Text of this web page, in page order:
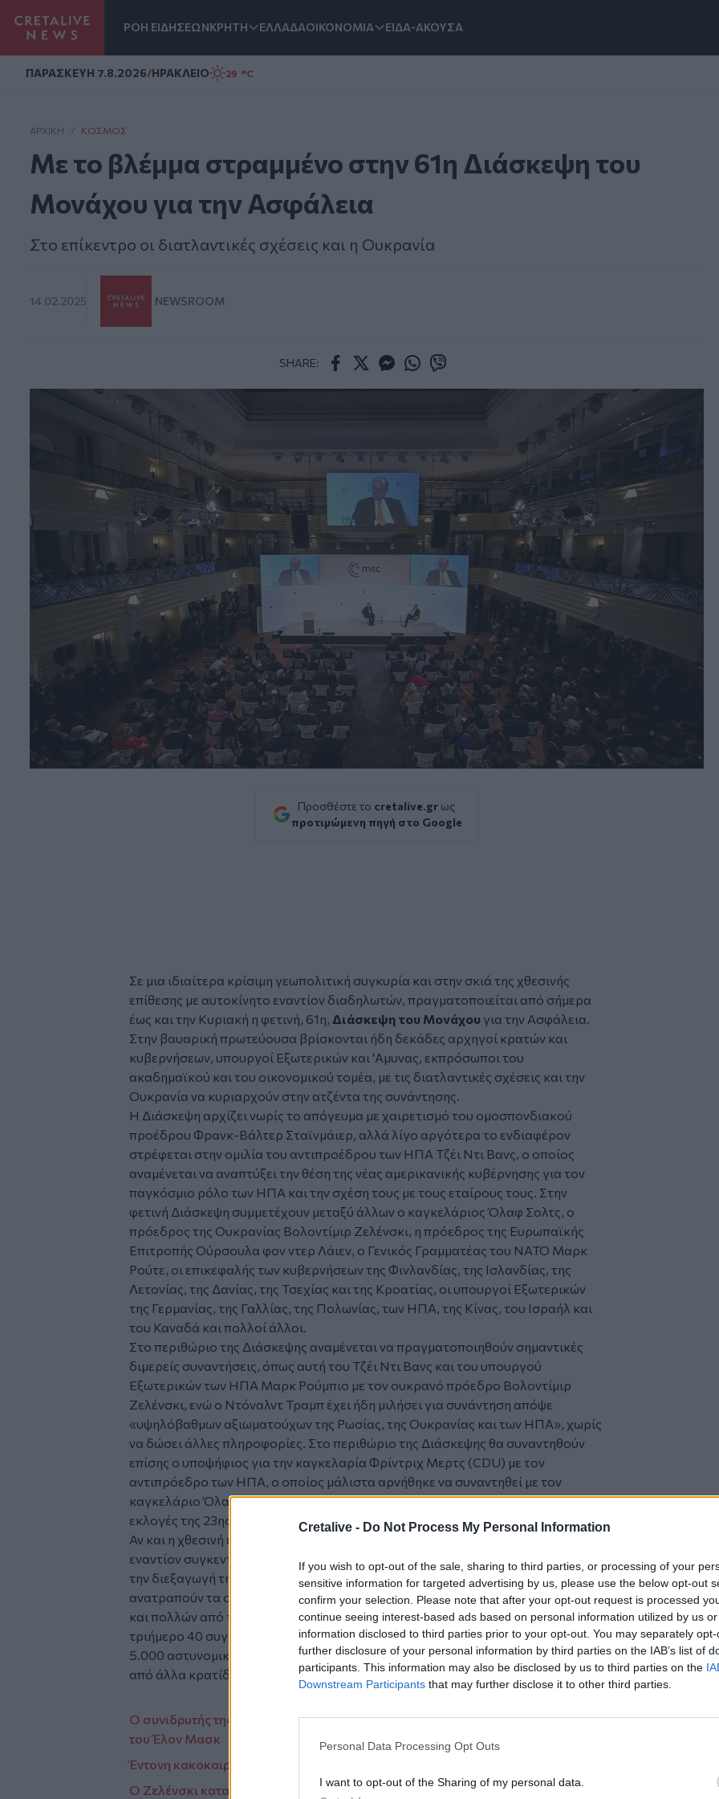
Cretalive - Do Not Process My Personal Information
If you wish to opt-out of the sale, sharing to third parties, or processing of your
sensitive information for targeted advertising by us, please use the below opt-out
confirm your selection. Please note that after your opt-out request is processed
continue seeing interest-based ads based on personal information utilized by us
information disclosed to third parties prior to your opt-out. You may separately
further disclosure of your personal information by third parties on the IAB’s list of
participants. This information may also be disclosed by us to third parties on the
Downstream Participants that may further disclose it to other third parties.
Personal Data Processing Opt Outs
I want to opt-out of the Sharing of my personal data.
ΡΟΗ ΕΙΔΗΣΕΩΝΚΡΗΤΗ ΕΛΛΑΔΑΟΙΚΟΝΟΜΙΑ ΕΙΔΑ-ΑΚΟΥΣΑ
ΠΑΡΑΣΚΕΥΗ 7.8.2026/ΗΡΑΚΛΕΙΟ 29 °C
ΑΡΧΙΚΗ / ΚΌΣΜΟΣ
Με το βλέμμα στραμμένο στην 61η Διάσκεψη του
Μονάχου για την Ασφάλεια
Στο επίκεντρο οι διατλαντικές σχέσεις και η Ουκρανία
14.02.2025 NEWSROOM
SHARE:
Προσθέστε το cretalive.gr ως
προτιμώμενη πηγή στο Google
Σε μια ιδιαίτερα κρίσιμη γεωπολιτική συγκυρία και στην σκιά της χθεσινής
επίθεσης με αυτοκίνητο εναντίον διαδηλωτών, πραγματοποιείται από σήμερα
έως και την Κυριακή η φετινή, 61η, Διάσκεψη του Μονάχου για την Ασφάλεια.
Στην βαυαρική πρωτεύουσα βρίσκονται ήδη δεκάδες αρχηγοί κρατών και
κυβερνήσεων, υπουργοί Εξωτερικών και 'Αμυνας, εκπρόσωποι του
ακαδημαϊκού και του οικονομικού τομέα, με τις διατλαντικές σχέσεις και την
Ουκρανία να κυριαρχούν στην ατζέντα της συνάντησης.
Η Διάσκεψη αρχίζει νωρίς το απόγευμα με χαιρετισμό του ομοσπονδιακού
προέδρου Φρανκ-Βάλτερ Σταϊνμάιερ, αλλά λίγο αργότερα το ενδιαφέρον
στρέφεται στην ομιλία του αντιπροέδρου των ΗΠΑ Τζέι Ντι Βανς, ο οποίος
αναμένεται να αναπτύξει την θέση της νέας αμερικανικής κυβέρνησης για τον
παγκόσμιο ρόλο των ΗΠΑ και την σχέση τους με τους εταίρους τους. Στην
φετινή Διάσκεψη συμμετέχουν μεταξύ άλλων ο καγκελάριος Όλαφ Σολτς, ο
πρόεδρος της Ουκρανίας Βολοντίμιρ Ζελένσκι, η πρόεδρος της Ευρωπαϊκής
Επιτροπής Ούρσουλα φον ντερ Λάιεν, ο Γενικός Γραμματέας του ΝΑΤΟ Μαρκ
Ρούτε, οι επικεφαλής των κυβερνήσεων της Φινλανδίας, της Ισλανδίας, της
Λετονίας, της Δανίας, της Τσεχίας και της Κροατίας, οι υπουργοί Εξωτερικών
της Γερμανίας, της Γαλλίας, της Πολωνίας, των ΗΠΑ, της Κίνας, του Ισραήλ και
του Καναδά και πολλοί άλλοι.
Στο περιθώριο της Διάσκεψης αναμένεται να πραγματοποιηθούν σημαντικές
διμερείς συναντήσεις, όπως αυτή του Τζέι Ντι Βανς και του υπουργού
Εξωτερικών των ΗΠΑ Μαρκ Ρούμπιο με τον ουκρανό πρόεδρο Βολοντίμιρ
Ζελένσκι, ενώ ο Ντόναλντ Τραμπ έχει ήδη μιλήσει για συνάντηση απόψε
«υψηλόβαθμων αξιωματούχων της Ρωσίας, της Ουκρανίας και των ΗΠΑ», χωρίς
να δώσει άλλες πληροφορίες. Στο περιθώριο της Διάσκεψης θα συναντηθούν
επίσης ο υποψήφιος για την καγκελαρία Φρίντριχ Μερτς (CDU) με τον
αντιπρόεδρο των ΗΠΑ, ο οποίος μάλιστα αρνήθηκε να συναντηθεί με τον
καγκελάριο Όλαφ Σολτς, εκτιμώντας, σύμφωνα με το Politico, ότι θα χάσει τις
εκλογές της 23ης Φεβρουαρίου.
Αν και η χθεσινή επίθεση του 24χρονου Αφγανού Φαρχάντ Ν. με αυτοκίνητο
εναντίον συγκεντρωμένου πλήθους διαδηλωτών δεν θεωρείται ότι συνδέεται με
την διεξαγωγή της Διάσκεψης, είναι ακόμη ανοιχτό το ενδεχόμενο να
ανατραπούν τα σχέδια για μεγάλες διαδηλώσεις εναντίον της MSC, του ΝΑΤΟ
και πολλών από τους συμμετέχοντες. Μέχρι χθες είχαν προγραμματιστεί για το
τριήμερο 40 συγκεντρώσεις, αριθμός-ρεκόρ για την διοργάνωση. Περίπου
5.000 αστυνομικοί περιφρουρούν την Διάσκεψη, με την συνδρομή δυνάμεων
από άλλα κρατίδια, αλλά και από την γειτονική Αυστρία.
Ο συνιδρυτής της Airbnb στο υπουργείο Κυβερνητικής Αποτελεσματικότητας
του Έλον Μασκ
Έντονη κακοκαιρία έπληξε το νησί Έλβα, στην κεντρική Ιταλία
Ο Ζελένσκι καταγγέλλει ότι ρωσική επίθεση με drone προκάλεσε ζημιές σε